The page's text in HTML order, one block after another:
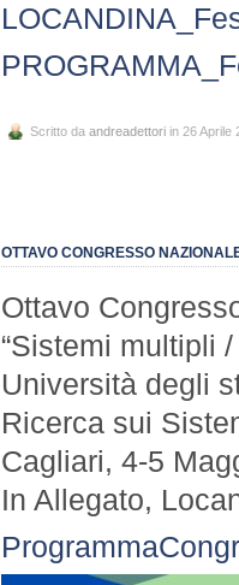
Scritto da andreadettori in 26 Aprile
OTTAVO CONGRESSO
Ottavo
“Sistemi multipli
Università degli
Ricerca sui
Cagliari, 4-5
In Allegato,